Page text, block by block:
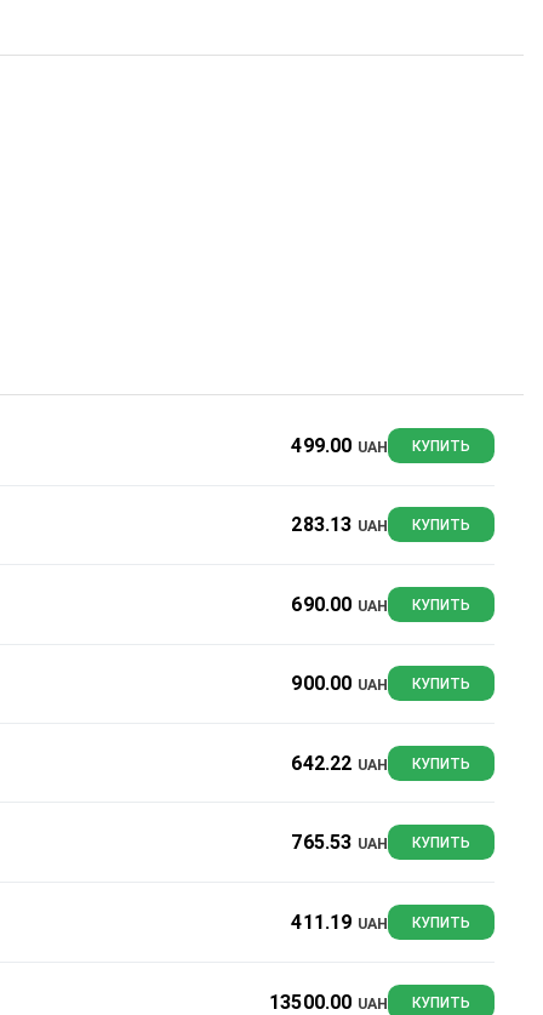
499.00 UAH КУПИТЬ
283.13 UAH КУПИТЬ
690.00 UAH КУПИТЬ
900.00 UAH КУПИТЬ
642.22 UAH КУПИТЬ
765.53 UAH КУПИТЬ
411.19 UAH КУПИТЬ
13500.00 UAH КУПИТЬ